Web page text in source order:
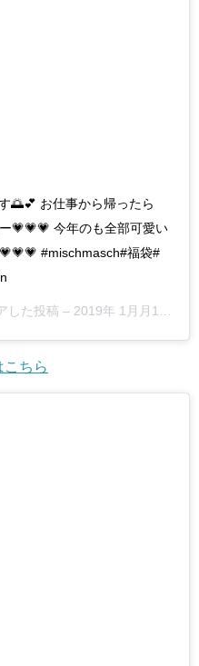
🌅💕 お仕事から帰ったら
💗💗💗 今年のも全部可愛い
#mischmasch#福袋#
した投稿 – 2019年 1月月1日午前6時05分PST
こちら